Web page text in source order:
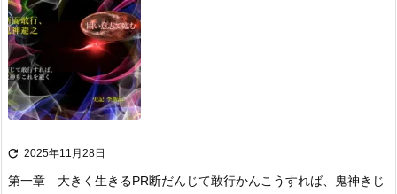
 2025年11月28日
第一章 大きく生きるPR断だんじて敢行かんこうすれば、鬼神きじ